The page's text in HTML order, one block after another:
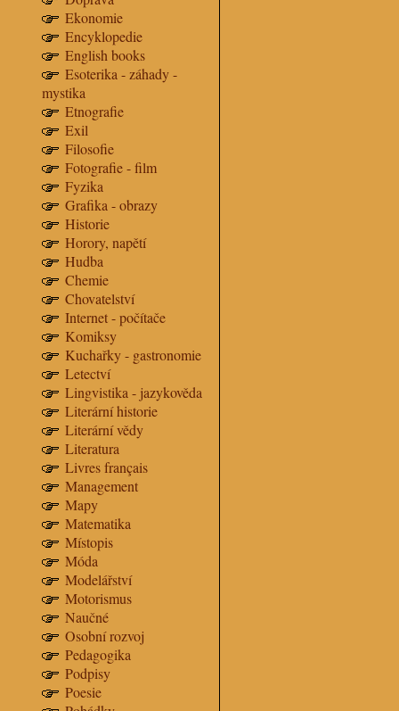
Ekonomie
Encyklopedie
English books
Esoterika - záhady -
mystika
Etnografie
Exil
Filosofie
Fotografie - film
Fyzika
Grafika - obrazy
Historie
Horory, napětí
Hudba
Chemie
Chovatelství
Internet - počítače
Komiksy
Kuchařky - gastronomie
Letectví
Lingvistika - jazykověda
Literární historie
Literární vědy
Literatura
Livres français
Management
Mapy
Matematika
Místopis
Móda
Modelářství
Motorismus
Naučné
Osobní rozvoj
Pedagogika
Podpisy
Poesie